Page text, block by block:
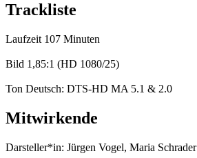
Trackliste
Laufzeit 107 Minuten
Bild 1,85:1 (HD 1080/25)
Ton Deutsch: DTS-HD MA 5.1 & 2.0
Mitwirkende
Darsteller*in: Jürgen Vogel, Maria Schrader